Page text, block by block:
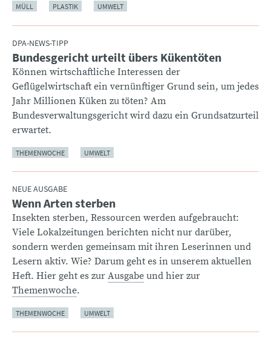
MÜLL PLASTIK UMWELT
DPA-NEWS-TIPP
:Bundesgericht urteilt übers Kükentöten
Können wirtschaftliche Interessen der
Geflügelwirtschaft ein vernünftiger Grund sein, um jedes
Jahr Millionen Küken zu töten? Am
Bundesverwaltungsgericht wird dazu ein Grundsatzurteil
erwartet.
THEMENWOCHE UMWELT
NEUE AUSGABE
:Wenn Arten sterben
Insekten sterben, Ressourcen werden aufgebraucht:
Viele Lokalzeitungen berichten nicht nur darüber,
sondern werden gemeinsam mit ihren Leserinnen und
Lesern aktiv. Wie? Darum geht es in unserem aktuellen
Heft. Hier geht es zur Ausgabe und hier zur
Themenwoche.
THEMENWOCHE UMWELT